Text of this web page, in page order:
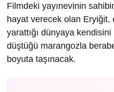
Filmdeki yayınevinin
hayat verecek olan Eryiğit,
yarattığı dünyaya
düştüğü marangozla
boyuta taşınacak.